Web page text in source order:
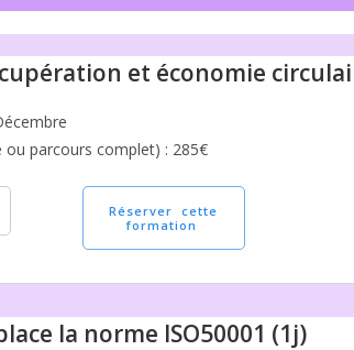
et économie
ou parcours complet) : 285€
Réserver cette
formation
la norme ISO50001 (1j)